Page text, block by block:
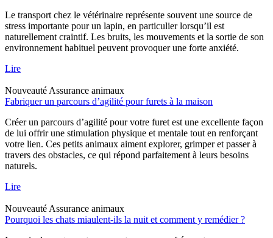
Le transport chez le vétérinaire représente souvent une source de
stress importante pour un lapin, en particulier lorsqu’il est
naturellement craintif. Les bruits, les mouvements et la sortie de son
environnement habituel peuvent provoquer une forte anxiété.
Lire
Nouveauté Assurance animaux
Fabriquer un parcours d’agilité pour furets à la maison
Créer un parcours d’agilité pour votre furet est une excellente façon
de lui offrir une stimulation physique et mentale tout en renforçant
votre lien. Ces petits animaux aiment explorer, grimper et passer à
travers des obstacles, ce qui répond parfaitement à leurs besoins
naturels.
Lire
Nouveauté Assurance animaux
Pourquoi les chats miaulent-ils la nuit et comment y remédier ?